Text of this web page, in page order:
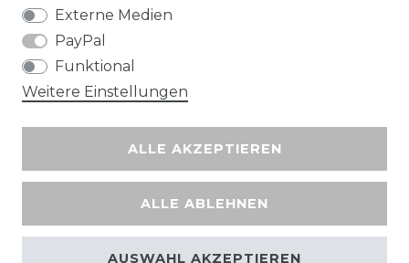
Externe Medien
PayPal
Funktional
Weitere Einstellungen
ALLE AKZEPTIEREN
ALLE ABLEHNEN
AUSWAHL AKZEPTIEREN